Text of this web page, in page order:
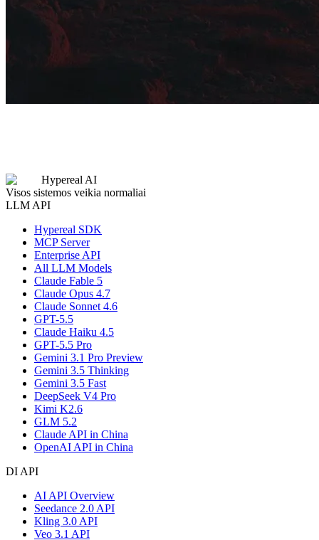
Hypereal AI
Visos sistemos veikia normaliai
LLM API
Hypereal SDK
MCP Server
Enterprise API
All LLM Models
Claude Fable 5
Claude Opus 4.7
Claude Sonnet 4.6
GPT-5.5
Claude Haiku 4.5
GPT-5.5 Pro
Gemini 3.1 Pro Preview
Gemini 3.5 Thinking
Gemini 3.5 Fast
DeepSeek V4 Pro
Kimi K2.6
GLM 5.2
Claude API in China
OpenAI API in China
DI API
AI API Overview
Seedance 2.0 API
Kling 3.0 API
Veo 3.1 API